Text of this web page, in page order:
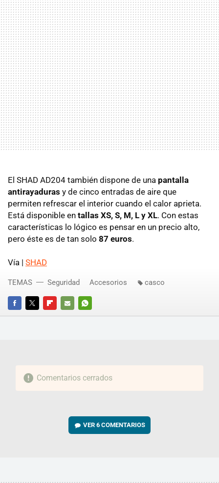
El SHAD AD204 también dispone de una pantalla
antirayaduras y de cinco entradas de aire que
permiten refrescar el interior cuando el calor aprieta.
Está disponible en tallas XS, S, M, L y XL. Con estas
características lo lógico es pensar en un precio alto,
pero éste es de tan solo 87 euros.
Vía | SHAD
FACEBOOKTWITTERFLIPBOARD
E-
WHATSAPP
TEMAS Seguridad Accesorios casco
Comentarios cerrados
VER6 COMENTARIOS